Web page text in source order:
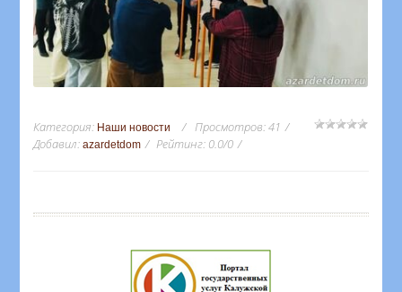
Категория: Наши новости Просмотров:41
Добавил: azardetdom Рейтинг: 0.0/0